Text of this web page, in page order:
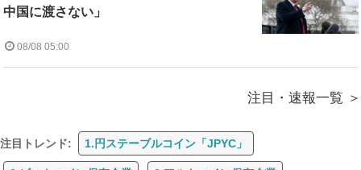
中国に渡さない」
08/08 05:00
注目・速報一覧
注目トレンド: 1.円ステーブルコイン「JPYC」